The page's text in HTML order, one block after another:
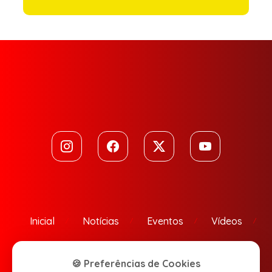
Inicial Notícias Eventos Vídeos
🍪 Preferências de Cookies